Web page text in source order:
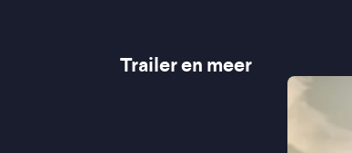
Trailer en meer